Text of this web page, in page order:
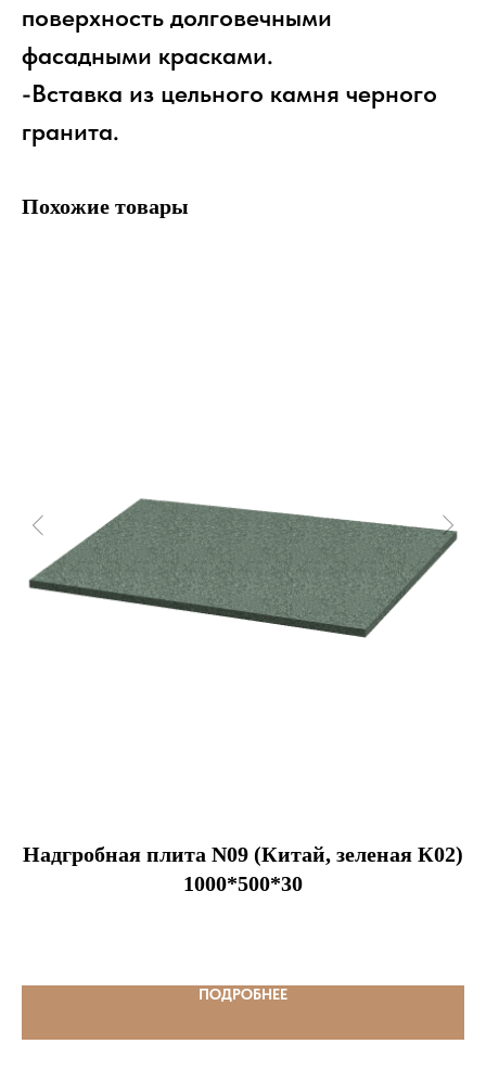
поверхность долговечными
фасадными красками.
-Вставка из цельного камня черного
гранита.
Похожие товары
Надгробная плита N09 (Китай, зеленая К02)
1000*500*30
ПОДРОБНЕЕ
Как сделать заказ
Мочищенское шоссе, 21Б
г. Новосибирск,